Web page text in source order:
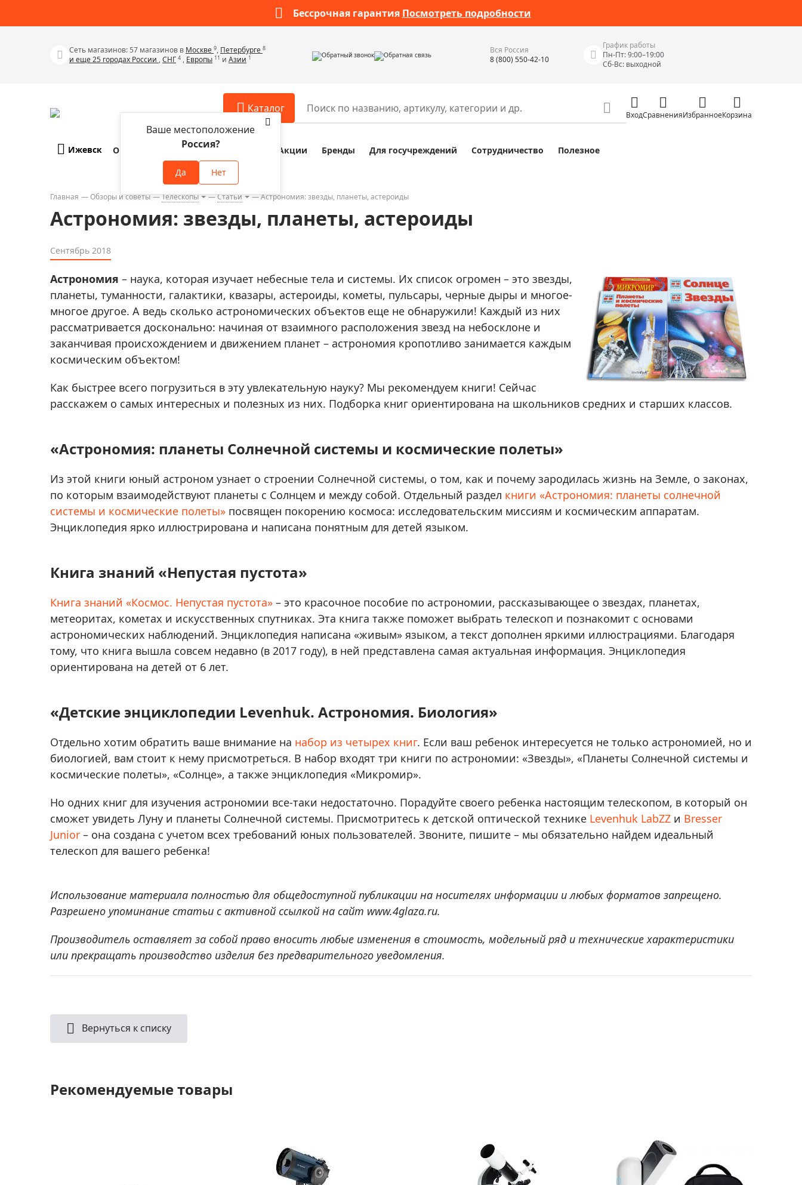
Бессрочная гарантия Посмотреть подробности
Сеть магазинов: 57 магазинов в Москве 9, Петербурге 8
и еще 25 городах России ,СНГ 4 , Европы 11 и Азии 1 Обратный звонок Обратная связь
Вся Россия
8 (800) 550-42-10
График работы
Пн-Пт: 9:00–19:00
Сб-Вс: выходной
Каталог
Телескопы
Бинокли
Зрительные трубы
Приборы ночного видения
Тепловизоры
Прицелы
Фотогаджеты
Discovery (Дискавери)
Подарки
Хиты продаж
Акции
Аксессуары для микроскопов
Аксессуары для зрительных труб
Аксессуары для биноклей
видения
Распродажа оптики по специальным
Разное
Наборы исследователя Bresser Junior
Наборы для химических опытов
Лазерные дальномеры
Штативы
Сумки, кейсы, чехлы
Средства для очистки оптики
Карты, постеры, литература
Фонари
Экшн-камеры
Мерч
Измерительные инструменты
Приборы для обслуживания сетей
Детекторы проводки
Влагомеры (датчики влажности)
Лазерные дальномеры
Измерители параметров окружающей
среды
Видеоэндоскопы
Металлоискатели
ВходСравненияИзбранноеКорзина
Ижевск
Ваше местоположение
Россия?
Да Нет
О компании Оплата и доставка Акции Бренды Для госучреждений Сотрудничество Полезное
Главная Обзоры и советы Телескопы Статьи Астрономия: звезды, планеты, астероиды
Астрономия: звезды, планеты, астероиды
Сентябрь 2018
Астрономия – наука, которая изучает небесные тела и системы. Их список огромен – это звезды,
планеты, туманности, галактики, квазары, астероиды, кометы, пульсары, черные дыры и многое-
многое другое. А ведь сколько астрономических объектов еще не обнаружили! Каждый из них
рассматривается досконально: начиная от взаимного расположения звезд на небосклоне и
заканчивая происхождением и движением планет – астрономия кропотливо занимается каждым
космическим объектом!
Как быстрее всего погрузиться в эту увлекательную науку? Мы рекомендуем книги! Сейчас
расскажем о самых интересных и полезных из них. Подборка книг ориентирована на школьников средних и старших классов.
«Астрономия: планеты Солнечной системы и космические полеты»
Из этой книги юный астроном узнает о строении Солнечной системы, о том, как и почему зародилась жизнь на Земле, о законах,
по которым взаимодействуют планеты с Солнцем и между собой. Отдельный раздел книги «Астрономия: планеты солнечной
системы и космические полеты» посвящен покорению космоса: исследовательским миссиям и космическим аппаратам.
Энциклопедия ярко иллюстрирована и написана понятным для детей языком.
Книга знаний «Непустая пустота»
Книга знаний «Космос. Непустая пустота» – это красочное пособие по астрономии, рассказывающее о звездах, планетах,
метеоритах, кометах и искусственных спутниках. Эта книга также поможет выбрать телескоп и познакомит с основами
астрономических наблюдений. Энциклопедия написана «живым» языком, а текст дополнен яркими иллюстрациями. Благодаря
тому, что книга вышла совсем недавно (в 2017 году), в ней представлена самая актуальная информация. Энциклопедия
ориентирована на детей от 6 лет.
«Детские энциклопедии Levenhuk. Астрономия. Биология»
Отдельно хотим обратить ваше внимание на набор из четырех книг. Если ваш ребенок интересуется не только астрономией, но и
биологией, вам стоит к нему присмотреться. В набор входят три книги по астрономии: «Звезды», «Планеты Солнечной системы и
космические полеты», «Солнце», а также энциклопедия «Микромир».
Но одних книг для изучения астрономии все-таки недостаточно. Порадуйте своего ребенка настоящим телескопом, в который он
сможет увидеть Луну и планеты Солнечной системы. Присмотритесь к детской оптической технике Levenhuk LabZZ и Bresser
Junior – она создана с учетом всех требований юных пользователей. Звоните, пишите – мы обязательно найдем идеальный
телескоп для вашего ребенка!
Использование материала полностью для общедоступной публикации на носителях информации и любых форматов запрещено.
Разрешено упоминание статьи с активной ссылкой на сайт www.4glaza.ru.
Производитель оставляет за собой право вносить любые изменения в стоимость, модельный ряд и технические характеристики
или прекращать производство изделия без предварительного уведомления.
Вернуться к списку
Рекомендуемые товары